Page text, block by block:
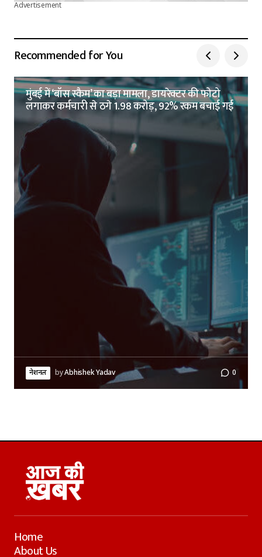
Advertisement
Recommended for You
मुंबई में ‘बॉस स्कैम’ का बड़ा मामला, डायरेक्टर की फोटो
लगाकर कर्मचारी से ठगे 1.98 करोड़, 92% रकम बचाई गई
नेशनल byAbhishek Yadav 0
Home
About Us